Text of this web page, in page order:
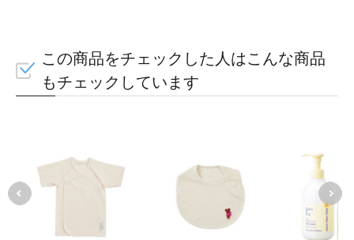
赤ちゃんを包み込むような仕様
袖口の
この商品をチェックした人はこんな商品
もチェックしています